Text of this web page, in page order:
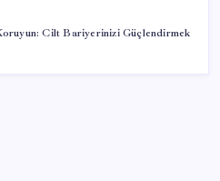
Cilt Bariyerinizi Güçlendirmek